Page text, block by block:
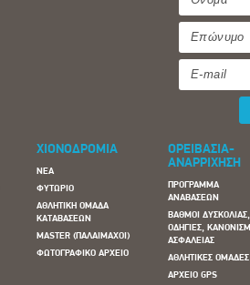
ΧΙΟΝΟΔΡΟΜΙΑ
ΝΕΑ
ΦΥΤΩΡΙΟ
ΑΘΛΗΤΙΚΗ ΟΜΑΔΑ
ΚΑΤΑΒΑΣΕΩΝ
MASTER (ΠΑΛΑΙΜΑΧΟΙ)
ΦΩΤΟΓΡΑΦΙΚΟ ΑΡΧΕΙΟ
ΟΡΕΙΒΑΣΙΑ-
ΑΝΑΡΡΙΧΗΣΗ
ΠΡΟΓΡΑΜΜΑ
ΑΝΑΒΑΣΕΩΝ
ΒΑΘΜΟΙ ΔΥΣΚΟΛΙΑΣ,
ΟΔΗΓΙΕΣ,
ΑΣΦΑΛΕΙΑΣ
ΑΘΛΗΤΙΚΕΣ ΟΜΑΔΕΣ
ΑΡΧΕΙΟ GPS